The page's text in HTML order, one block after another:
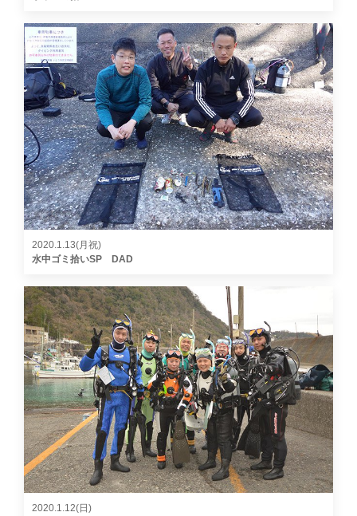
2020.1.13(月祝)
水中ゴミ拾いSP DAD
2020.1.12(日)